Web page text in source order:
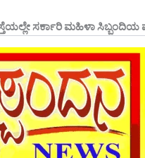
ಸರ್ಕಾರಿ ಮಹಿಳಾ ಸಿಬ್ಬಂದಿಯ